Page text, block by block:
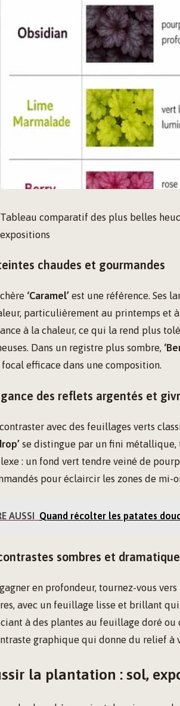
Tableau comparatif des plus belles
expositions
chaudes et gourmandes
‘Caramel’ est une référence. Ses
particulièrement au printemps et
à la chaleur, ce qui la rend plus
Dans un registre plus sombre,
efficace dans une composition.
des reflets argentés et
avec des feuillages verts
se distingue par un fini métallique,
: un fond vert tendre veiné de
pour éclaircir les zones de
AUSSI Quand récolter les patates
sombres et
en profondeur, tournez-vous vers
avec un feuillage lisse et brillant
à des plantes au feuillage doré ou
graphique qui donne du relief à
la plantation : sol,